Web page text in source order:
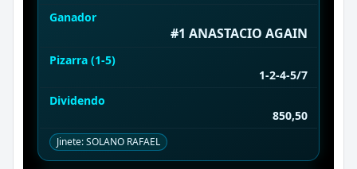
Ganador
#1 ANASTACIO AGAIN
Pizarra (1-5)
1-2-4-5/7
Dividendo
850,50
Jinete: SOLANO RAFAEL